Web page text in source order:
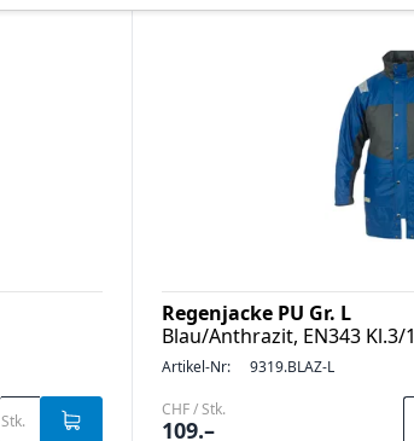
Stk.
Regenjacke PU Gr. L
Blau/Anthrazit, EN343 Kl.3/1
Artikel-Nr: 9319.BLAZ-L
CHF / Stk.
109.–